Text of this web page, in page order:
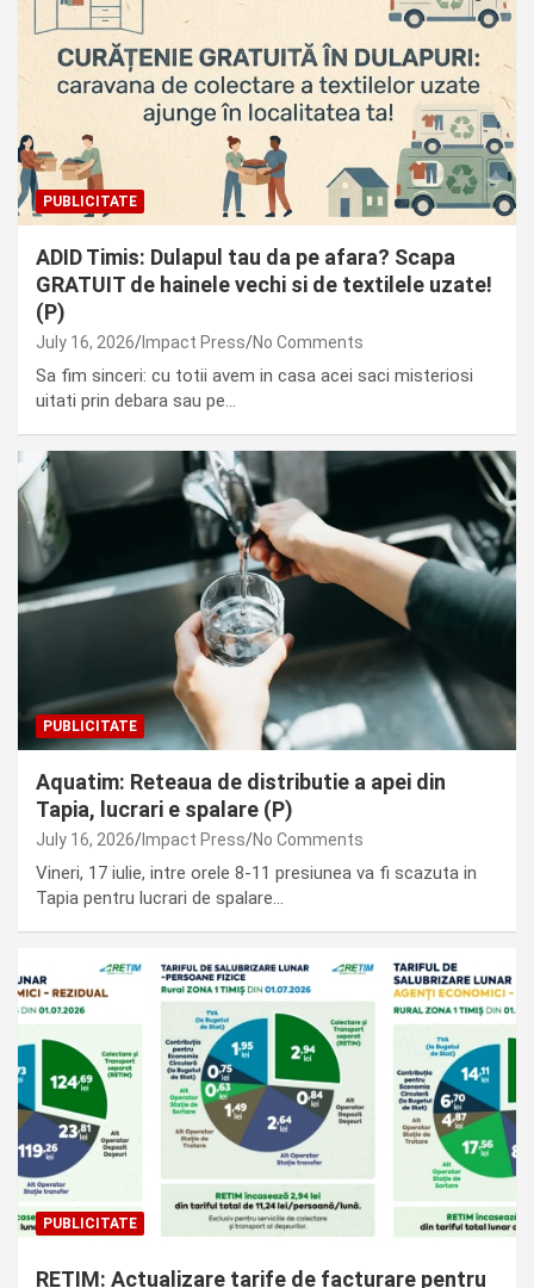
PUBLICITATE
ADID Timis: Dulapul tau da pe afara? Scapa
GRATUIT de hainele vechi si de textilele uzate!
(P)
July 16, 2026 Impact Press No Comments
Sa fim sinceri: cu totii avem in casa acei saci misteriosi
uitati prin debara sau pe…
PUBLICITATE
Aquatim: Reteaua de distributie a apei din
Tapia, lucrari e spalare (P)
July 16, 2026 Impact Press No Comments
Vineri, 17 iulie, intre orele 8-11 presiunea va fi scazuta in
Tapia pentru lucrari de spalare…
PUBLICITATE
RETIM: Actualizare tarife de facturare pentru